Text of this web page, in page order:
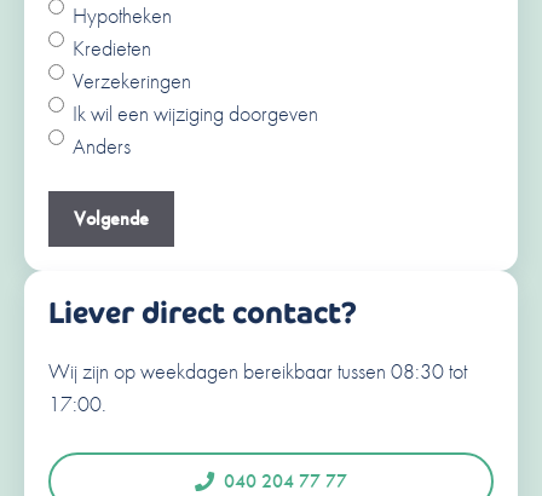
Hypotheken
Kredieten
Verzekeringen
Ik wil een wijziging doorgeven
Anders
Ja
Nee
V
o
r
a
m
e
r
n
a
m
Je e-mailadres
Je telefoonnummer(Vereist)
e
Liever direct contact?
Wij zijn op weekdagen bereikbaar tussen 08:30 tot
17:00.
040 204 77 77